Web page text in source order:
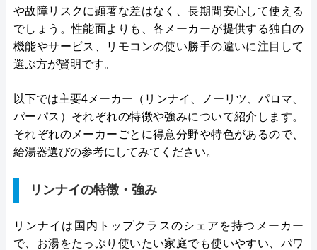
や故障リスクに顕著な差はなく、長期間安心して使える
でしょう。性能面よりも、各メーカーが提供する独自の
機能やサービス、リモコンの使い勝手の違いに注目して
選ぶ方が賢明です。
以下では主要4メーカー（リンナイ、ノーリツ、パロマ、
パーパス）それぞれの特徴や強みについて紹介します。
それぞれのメーカーごとに得意分野や特色があるので、
給湯器選びの参考にしてみてください。
リンナイの特徴・強み
リンナイは国内トップクラスのシェアを持つメーカー
で、お湯をたっぷり使いたい家庭でも使いやすい、パワ